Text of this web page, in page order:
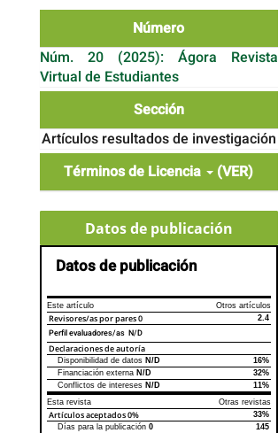
Número
Núm. 20 (2025): Ágora Revista
Virtual de Estudiantes
Sección
Artículos resultados de investigación
Términos de Licencia
(VER)
Datos de publicación
Datos de publicación
Este artículo Otros artículos
Revisores/as por pares0 2.4
Perfil evaluadores/as N/D
Declaraciones de autoría
Declaraciones de autoríaEste artículo
Disponibilidad de datos N/D
16%
Financiación externa N/D
32%
Conflictos de intereses N/D
11%
Esta revista
Otras revistas
Artículos aceptados0%
33%
Días para la publicación 0 145